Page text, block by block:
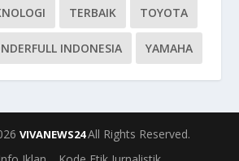
TERBAIK TOYOTA
INDONESIA YAMAHA
VIVANEWS24All Rights Reserved.